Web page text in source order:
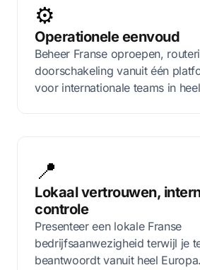
⚙️
Operationele eenvoud
Beheer Franse oproepen,
doorschakeling vanuit één
voor internationale teams in
📍
Lokaal vertrouwen,
controle
Presenteer een lokale Franse
bedrijfsaanwezigheid terwijl je
beantwoordt vanuit heel Europa.